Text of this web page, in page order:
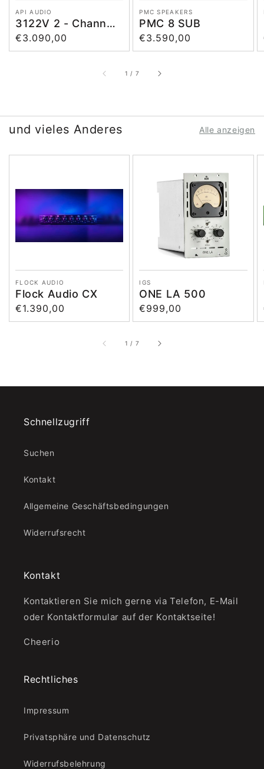
Anbieter:
API AUDIO
3122V 2 - Channel Mic Preamp
Normaler
Preis
€3.090,00
Anbieter:
PMC SPEAKERS
PMC 8 SUB
Normaler
Preis
€3.590,00
1 / von
7
und vieles Anderes Alle anzeigen
Anbieter:
FLOCK AUDIO
Flock Audio CX
Normaler
Preis
€1.390,00
Anbieter:
IGS
ONE LA 500
Normaler
Preis
€999,00
1 / von
7
Schnellzugriff
Suchen
Kontakt
Allgemeine Geschäftsbedingungen
Widerrufsrecht
Kontakt
Kontaktieren Sie mich gerne via Telefon, E-Mail
oder Kontaktformular auf der Kontaktseite!
Cheerio
Rechtliches
Impressum
Privatsphäre und Datenschutz
Widerrufsbelehrung